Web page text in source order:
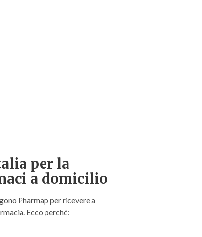
per la
a domicilio
Pharmap per ricevere a
Ecco perché: